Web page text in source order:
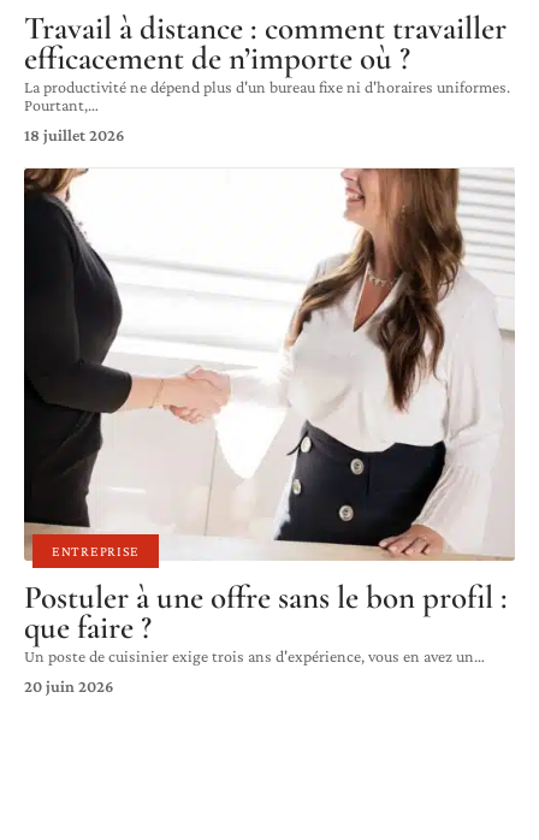
Travail à distance : comment travailler
efficacement de n’importe où ?
La productivité ne dépend plus d'un bureau fixe ni d'horaires uniformes.
Pourtant,…
18 juillet 2026
ENTREPRISE
Postuler à une offre sans le bon profil :
que faire ?
Un poste de cuisinier exige trois ans d'expérience, vous en avez un…
20 juin 2026